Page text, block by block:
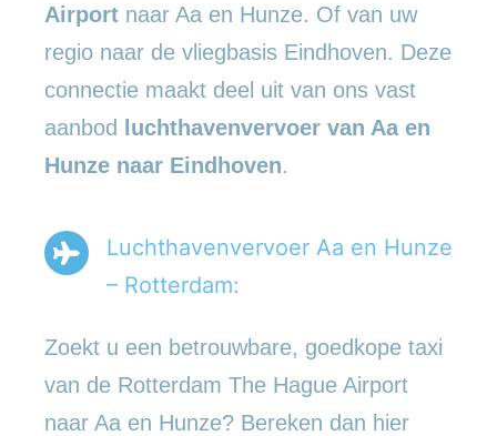
Airport naar Aa en Hunze. Of van uw
regio naar de vliegbasis Eindhoven. Deze
connectie maakt deel uit van ons vast
aanbod
luchthavenvervoer van Aa en
Hunze naar Eindhoven.
Luchthavenvervoer Aa en Hunze
– Rotterdam:
Zoekt u een betrouwbare, goedkope taxi
van de Rotterdam The Hague Airport
naar Aa en Hunze? Bereken dan hier